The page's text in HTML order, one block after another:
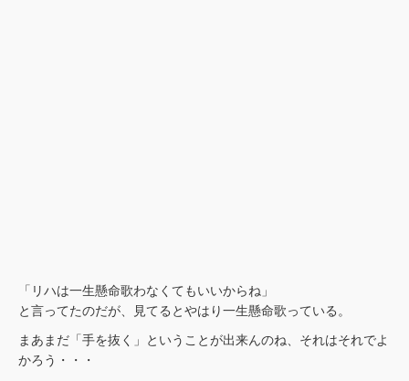
「リハは一生懸命歌わなくてもいいからね」
と言ってたのだが、見てるとやはり一生懸命歌っている。
まあまだ「手を抜く」ということが出来んのね、それはそれでよ
かろう・・・